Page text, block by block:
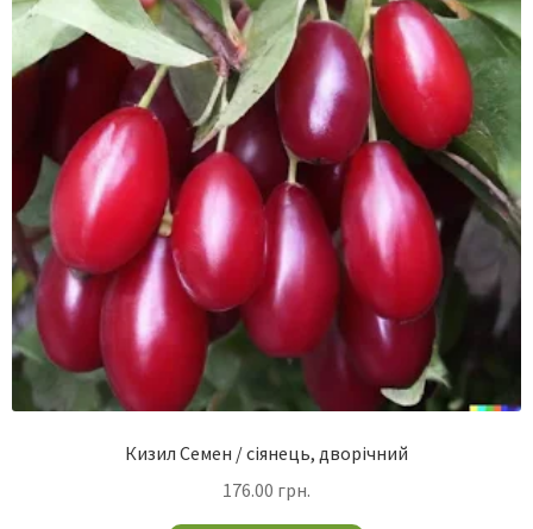
Кизил Семен / сіянець, дворічний
176.00 грн.